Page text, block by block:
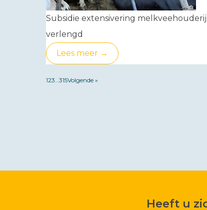
Subsidie extensivering melkveehouderij
verlengd
Lees meer →
123 315Volgende »
Heeft u